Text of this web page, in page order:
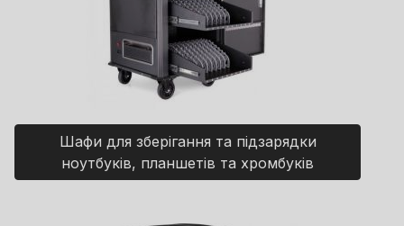
Шафи для зберігання та підзарядки
ноутбуків, планшетів та хромбуків